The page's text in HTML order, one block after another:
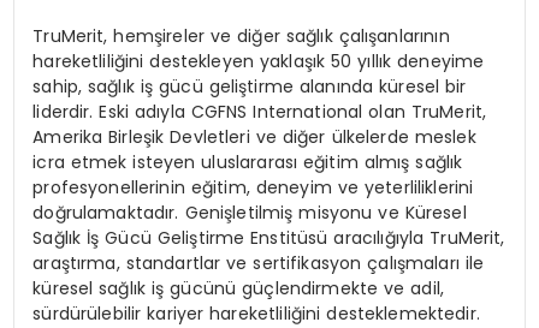
TruMerit, hemşireler ve diğer sağlık çalışanlarının
hareketliliğini destekleyen yaklaşık 50 yıllık deneyime
sahip, sağlık işgücü geliştirme alanında küresel bir
liderdir. Eski adıyla CGFNS International olan TruMerit,
Amerika Birleşik Devletleri ve diğer ülkelerde meslek
icra etmek isteyen uluslararasıeğitim almışsağlık
profesyonellerinin eğitim, deneyim ve yeterliliklerini
doğrulamaktadır. Genişletilmişmisyonu ve Küresel
Sağlık İşGücü Geliştirme Enstitüsüaracılığıyla TruMerit,
araştırma, standartlar ve sertifikasyonçalışmaları ile
küresel sağlık işgücünügüçlendirmekte ve adil,
sürdürülebilir kariyer hareketliliğini desteklemektedir.